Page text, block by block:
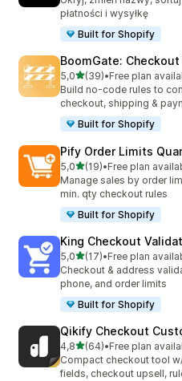
płatności i wysyłkę
Built for Shopify
BoomGate:
5,0na 5 gwiazdek
(39)
Łączna liczba recenzji: 39
•Free plan
Build no-code rules to
checkout, shipping &
Built for Shopify
Pify Order Limits
5,0na 5 gwiazdek
(19)
Łączna liczba recenzji: 19
•Free plan
Manage sales by order
min. qty checkout rules
Built for Shopify
King Checkout
5,0na 5 gwiazdek
(17)
Łączna liczba recenzji: 17
•Free plan
Checkout & address
phone, and order limits
Built for Shopify
Qikify Checkout
4,8na 5 gwiazdek
(64)
Łączna liczba recenzji: 64
•Free plan
Compact checkout tool
fields, checkout upsell,